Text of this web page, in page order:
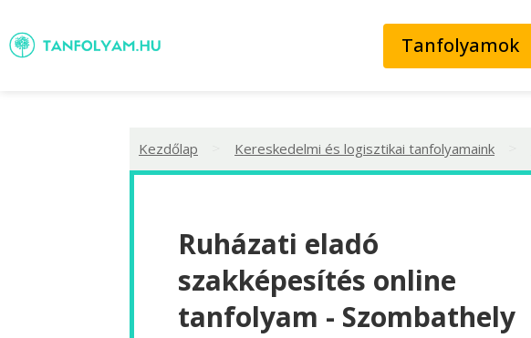
Tanfolyamok
Kezdőlap Kereskedelmi és logisztikai tanfolyamaink
Ruházati eladó
szakképesítés online
tanfolyam - Szombathely